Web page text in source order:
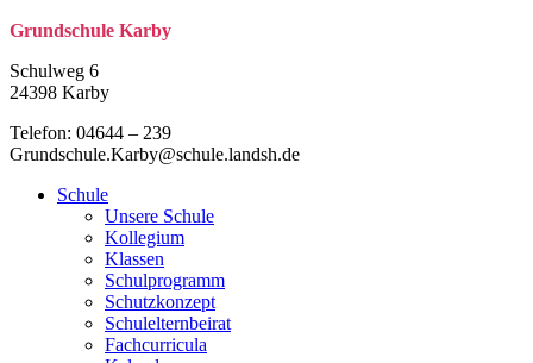
Grund­schule Karby
Schulweg 6
24398 Karby
Telefon: 04644 – 239
Grundschule.Karby@schule.landsh.de
Schule
Unsere Schule
Kollegium
Klassen
Schulprogramm
Schutzkonzept
Schulelternbeirat
Fachcurricula